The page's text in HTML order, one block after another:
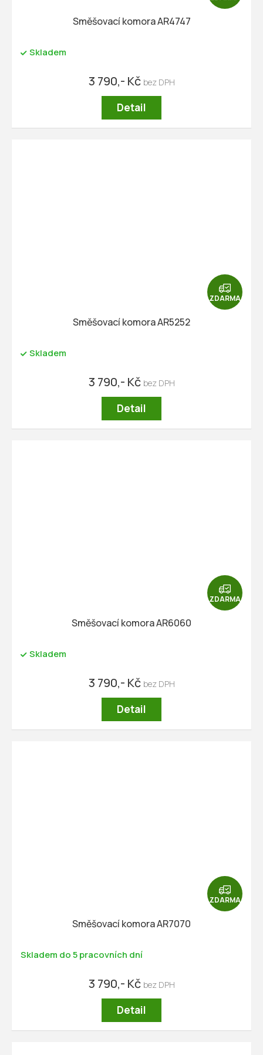
A
Směšovací komora AR4747
Skladem
3 790,- Kč
Detail
Z
D
A
ZDARMA
Směšovací komora AR5252
Skladem
3 790,- Kč
Detail
Z
D
A
ZDARMA
Směšovací komora AR6060
Skladem
3 790,- Kč
Detail
Z
D
A
ZDARMA
Směšovací komora AR7070
Skladem do 5 pracovních dní
3 790,- Kč
Detail